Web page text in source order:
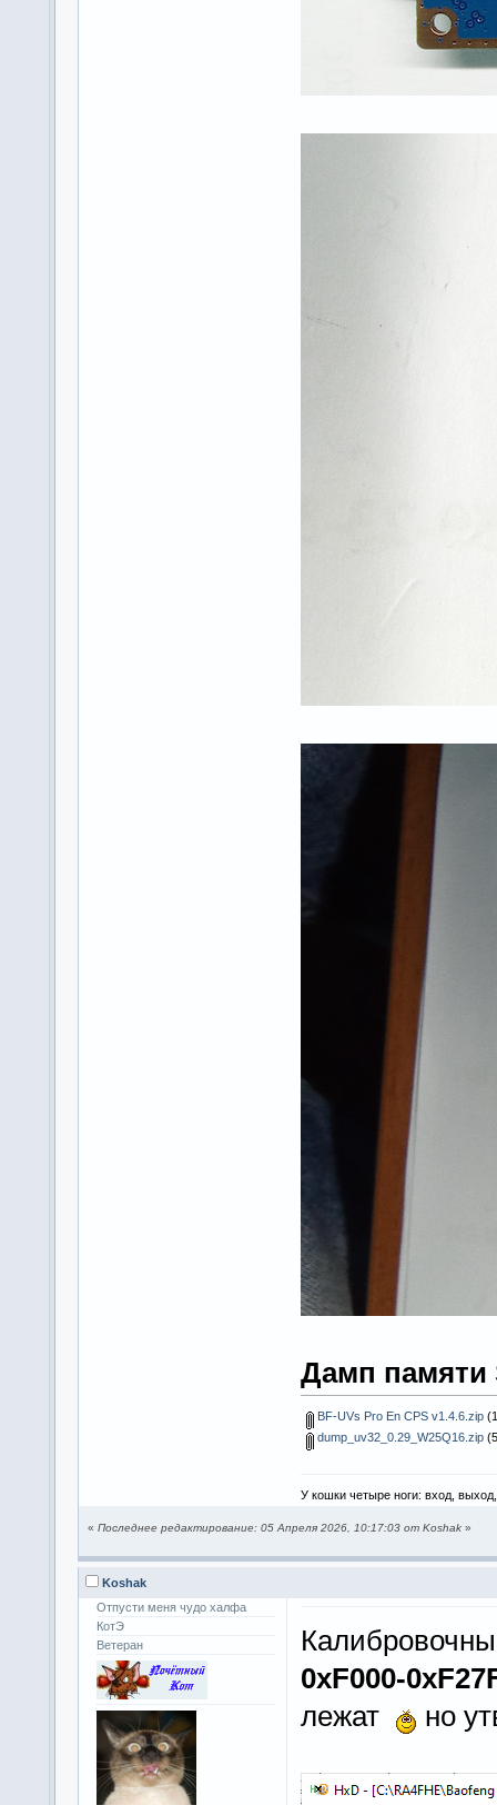
Дамп памяти
BF-UVs Pro En CPS v1.4.6.zip
dump_uv32_0.29_W25Q16.zip
У кошки четыре ноги: вход,
« Последнее редактирование: 05 Апреля 2026, 10:17:03 от Koshak »
Koshak
Отпусти меня чудо халфа
КотЭ
Ветеран
0xF000-
лежат
но